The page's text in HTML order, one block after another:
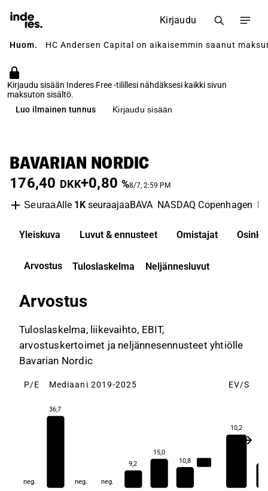
Kirjaudu
Huom. HC Andersen Capital on aikaisemmin saanut
Kirjaudu sisään Inderes Free -tilillesi nähdäksesi kaikki sivun
maksuton sisältö.
Luo ilmainen tunnus
Kirjaudu sisään
BAVARIAN NORDIC
176,40 DKK+0,80 %8/7, 2:59 PM
SeuraaAlle 1KseuraajaaBAVA NASDAQ Copenhagen
Yleiskuva Luvut & ennusteet Omistajat Osinko
Arvostus Tuloslaskelma Neljännesluvut
Arvostus
Tuloslaskelma, liikevaihto, EBIT,
arvostuskertoimet ja neljännesennusteet yhtiölle
Bavarian Nordic
P/E Mediaani 2019-2025
neg.
36,7
neg. neg.
9,2
15,0
10,8
EV/S
10,2